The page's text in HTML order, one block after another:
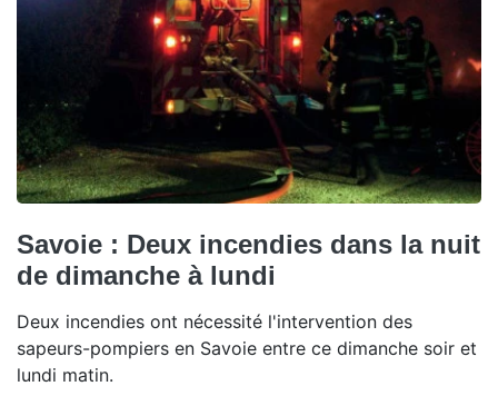
Savoie : Deux incendies dans la nuit
de dimanche à lundi
Deux incendies ont nécessité l'intervention des
sapeurs-pompiers en Savoie entre ce dimanche soir et
lundi matin.